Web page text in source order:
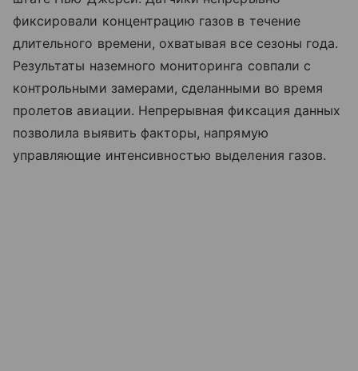
фиксировали концентрацию газов в течение
длительного времени, охватывая все сезоны года.
Результаты наземного мониторинга совпали с
контрольными замерами, сделанными во время
пролетов авиации. Непрерывная фиксация данных
позволила выявить факторы, напрямую
управляющие интенсивностью выделения газов.